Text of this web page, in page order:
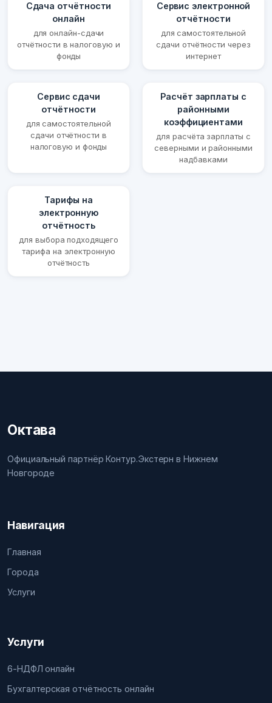
Сдача отчётности
онлайн
для онлайн-сдачи
отчётности в налоговую и
фонды
Сервис электронной
отчётности
для самостоятельной
сдачи отчётности через
интернет
Сервис сдачи
отчётности
для самостоятельной
сдачи отчётности в
налоговую и фонды
Расчёт зарплаты с
районными
коэффициентами
для расчёта зарплаты с
северными и районными
надбавками
Тарифы на
электронную
отчётность
для выбора подходящего
тарифа на электронную
отчётность
Октава
Официальный партнёр Контур.Экстерн в Нижнем
Новгороде
Навигация
Главная
Города
Услуги
Услуги
6-НДФЛ онлайн
Бухгалтерская отчётность онлайн